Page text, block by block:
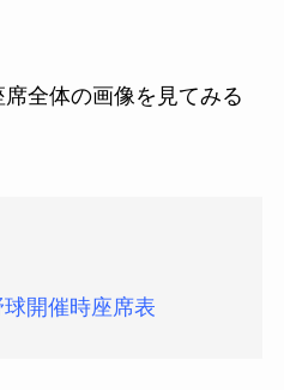
全体の画像を見てみる
球開催時座席表